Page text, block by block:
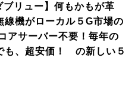
ブリュー】何もかもが革
機がローカル５G市場の
アサーバー不要！毎年の
も、超安価！ の新しい５